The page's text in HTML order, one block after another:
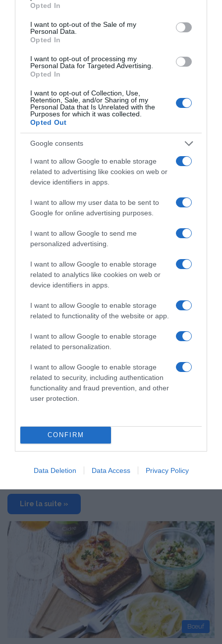
use your data for below specified purposes in below Google
consent section.
Opted In
I want to opt-out of the Sale of my
Personal Data.
Opted In
I want to opt-out of processing my
Personal Data for Targeted Advertising.
Opted In
I want to opt-out of Collection, Use,
Retention, Sale, and/or Sharing of my
Personal Data that Is Unrelated with the
Purposes for which it was collected.
Opted Out
Google consents
I want to allow Google to enable storage
related to advertising like cookies on web or
device identifiers in apps.
I want to allow my user data to be sent to
Google for online advertising purposes.
I want to allow Google to send me
personalized advertising.
I want to allow Google to enable storage
related to analytics like cookies on web or
device identifiers in apps.
I want to allow Google to enable storage
related to functionality of the website or app.
I want to allow Google to enable storage
related to personalization.
I want to allow Google to enable storage
related to security, including authentication
functionality and fraud prevention, and other
user protection.
CONFIRM
Data Deletion Data Access Privacy Policy
☃ Plats
23 décembre 2019
Chapon rôti, légumes glacés au cidre
Proportions pour 4 à 6 Personnes Temps de Préparation 40
Minutes Temps de Cuisson 3…
Lire la suite »
22 décembre 2019 0 1 707
Bûche crème de marron-thé vert matcha,
tofu d’amande au cidre
Proportions pour 15 Personnes Temps de Préparation 1 h 30
Lire la suite »
Bœuf